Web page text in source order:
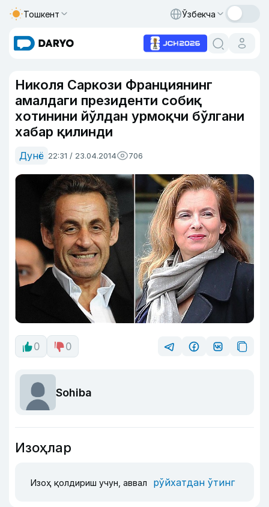
Тошкент Ўзбекча
Николя Саркози Франциянинг
амалдаги президенти собиқ
хотинини йўлдан урмоқчи бўлгани
хабар қилинди
Дунё 22:31 / 23.04.2014 706
0 0
Sohiba
Изоҳлар
Изоҳ қолдириш учун, аввал рўйхатдан ўтинг